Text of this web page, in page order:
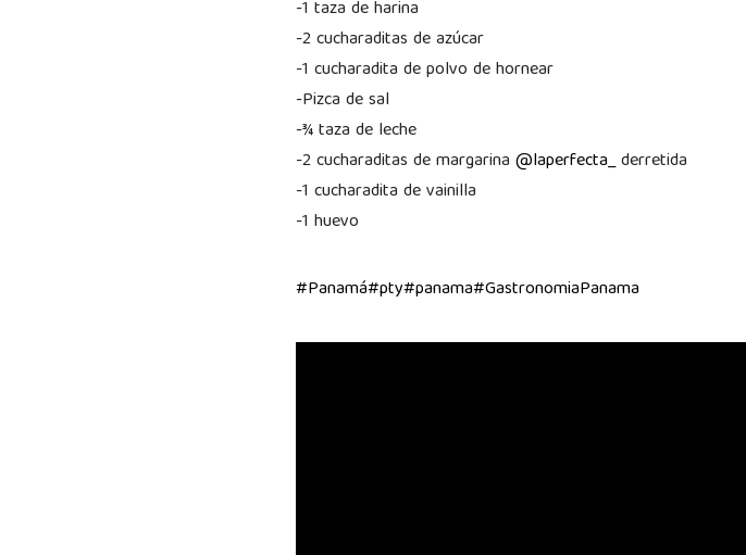
-1 taza de harina
-2 cucharaditas de azúcar
-1 cucharadita de polvo de hornear
-Pizca de sal
-¾ taza de leche
-2 cucharaditas de margarina @laperfecta_derretida
-1 cucharadita de vainilla
-1 huevo
#Panamá#pty#panama#GastronomiaPanama